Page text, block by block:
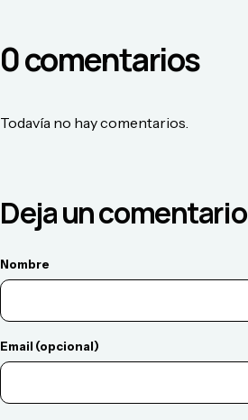
0comentarios
Todavía no hay comentarios.
Deja un comentario
Nombre
Email (opcional)